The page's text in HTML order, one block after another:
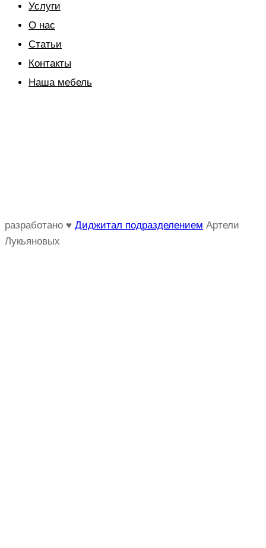
Услуги
О нас
Статьи
Контакты
Наша мебель
разработано ♥ Диджитал подразделением Артели
Лукьяновых